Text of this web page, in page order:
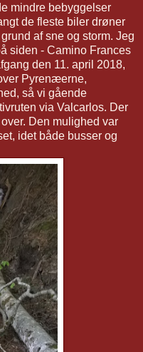
mindre bebyggelser
de fleste biler drøner
af sne og storm. Jeg
siden - Camino Frances
den 11. april 2018,
Pyrenæerne,
så vi gående
via Valcarlos. Der
Den mulighed var
idet både busser og